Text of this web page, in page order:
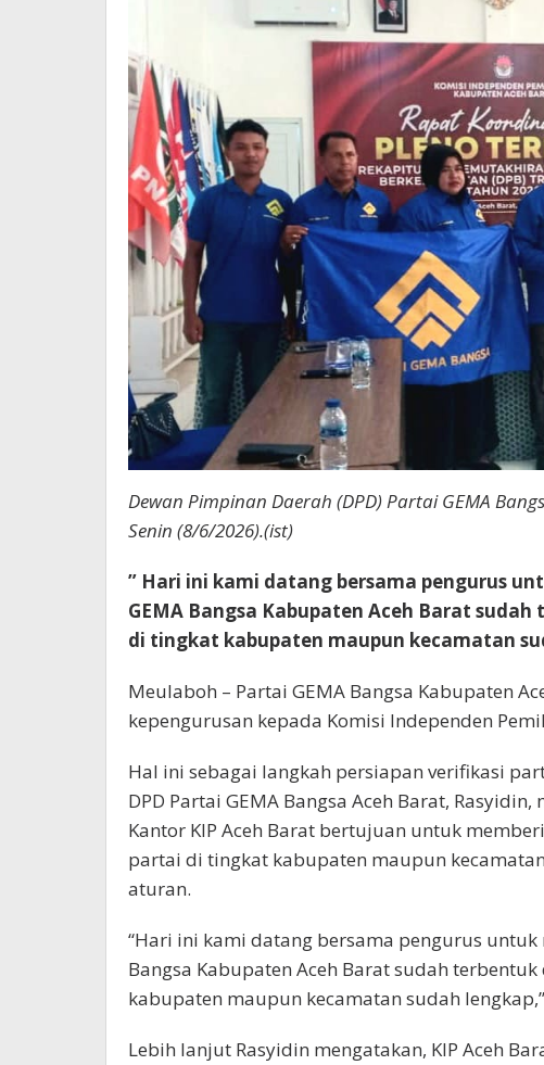
Dewan Pimpinan Daerah (DPD) Partai GEMA
Senin (8/6/2026).(ist)
” Hari ini kami datang bersama pengurus
GEMA Bangsa Kabupaten Aceh Barat
di tingkat kabupaten maupun kecamatan
Meulaboh – Partai GEMA Bangsa Kabupaten
kepengurusan kepada Komisi Independen
Hal ini sebagai langkah persiapan verifikasi
DPD Partai GEMA Bangsa Aceh Barat,
Kantor KIP Aceh Barat bertujuan untuk
partai di tingkat kabupaten maupun
aturan.
“Hari ini kami datang bersama pengurus untuk
Bangsa Kabupaten Aceh Barat sudah
kabupaten maupun kecamatan sudah
Lebih lanjut Rasyidin mengatakan, KIP Aceh